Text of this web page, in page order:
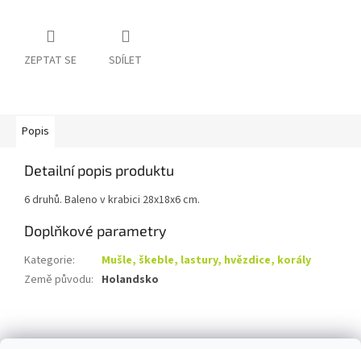
ZEPTAT SE SDÍLET
Popis
Detailní popis produktu
6 druhů. Baleno v krabici 28x18x6 cm.
Doplňkové parametry
Kategorie:
Mušle, škeble, lastury, hvězdice, korály
Země původu: Holandsko
á